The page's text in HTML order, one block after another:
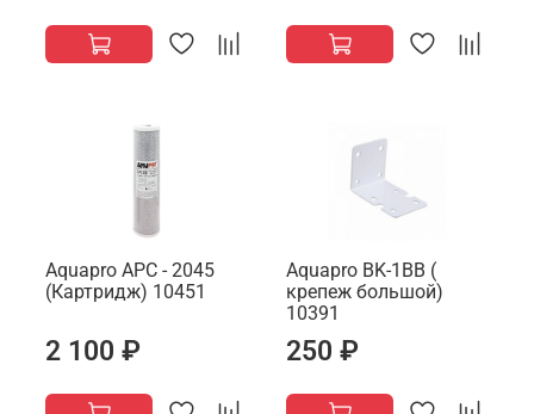
Aquapro AРС - 2045
(Картридж) 10451
2 100 ₽
Aquapro BK-1BB (
крепеж большой)
10391
250 ₽